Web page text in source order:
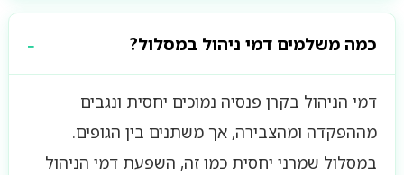
כמה משלמים דמי ניהול במסלול?
דמי הניהול בקרן פנסיה נמוכים יחסית ונגבים
מההפקדה ומהצבירה, אך משתנים בין הגופים.
במסלול שמרני יחסית כמו זה, השפעת דמי הניהול